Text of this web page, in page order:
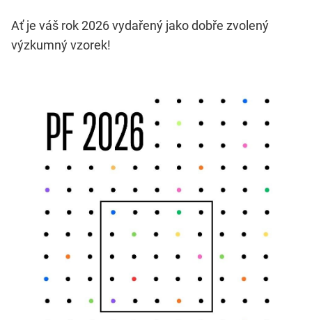
Ať je váš rok 2026 vydařený jako dobře zvolený
výzkumný vzorek!